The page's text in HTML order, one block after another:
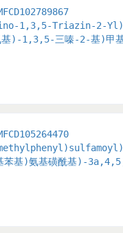
1,3,5-Triazin-2-
)-1,3,5-三嗪-2-基)甲
基)氨基磺酰基)-